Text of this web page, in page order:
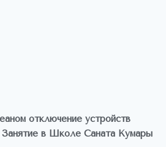
отключение устройств
Занятие в Школе Саната Кумары